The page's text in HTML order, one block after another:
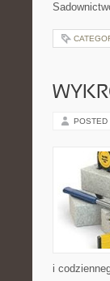
POSTED
i